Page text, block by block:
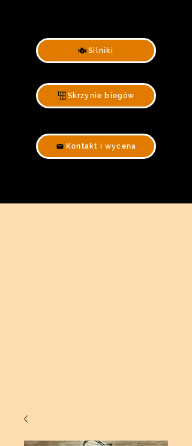
Silniki
Skrzynie biegów
Kontakt i wycena